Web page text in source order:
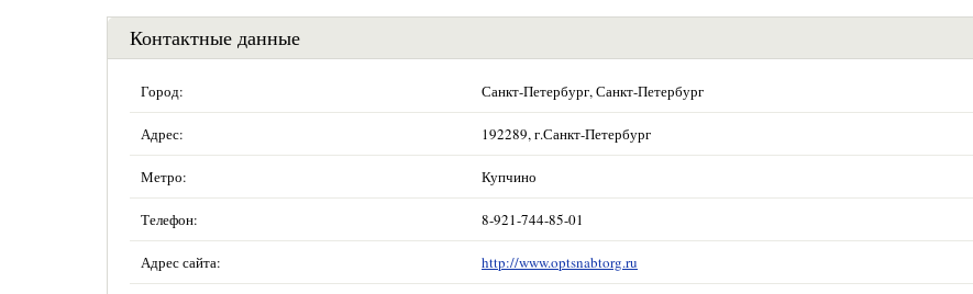
Контактные данные
Город: Санкт-Петербург, Санкт-Петербург
Адрес: 192289, г.Санкт-Петербург
Метро: Купчино
Телефон: 8-921-744-85-01
Адрес сайта: http://www.optsnabtorg.ru